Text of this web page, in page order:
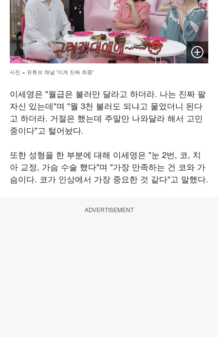
이미지
사진 = 유튜브 채널 '이게 진짜 최종'
이세영은 "월급은 불러만 달라고 하더라. 나는 진짜 팔
자신 있는데"며 "월 3천 불러도 되냐고 물었더니 된다
고 하더라. 거절은 했는데 주말만 나와달라 해서 고민
중이다"고 털어놨다.
또한 성형을 한 부분에 대해 이세영은 "눈 2번, 코, 치
아 교정, 가슴 수술 했다"며 "가장 만족하는 건 코와 가
슴이다. 코가 인상에서 가장 중요한 것 같다"고 말했다.
ADVERTISEMENT